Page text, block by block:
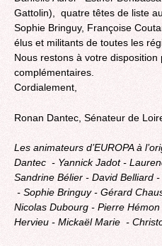
Gattolin), quatre têtes de liste
Sophie Bringuy, Françoise
élus et militants de toutes les
Nous restons à votre
complémentaires.
Cordialement,
Ronan Dantec, Sénateur de
Les animateurs d’EUROPA à
Dantec  - Yannick Jadot -
Sandrine Bélier - David Belliard
 - Sophie Bringuy - Gérard
Nicolas Dubourg - Pierre Hémon
Hervieu - Mickaël Marie  -